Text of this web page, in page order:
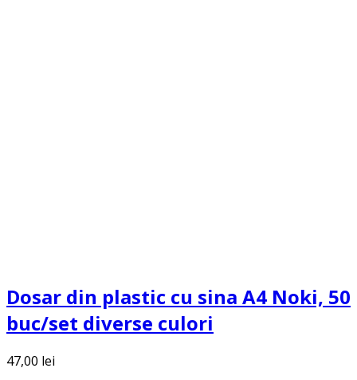
Dosar din plastic cu sina A4 Noki, 50
buc/set diverse culori
47,00 lei